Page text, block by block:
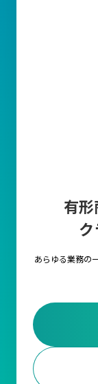
有
あらゆる業務の